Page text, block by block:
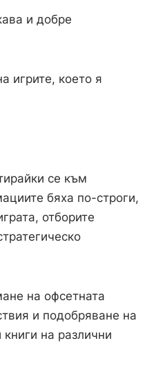
и добре
игрите, което я
се към
бяха по-строги,
отборите
на офсетната
и подобряване на
на различни